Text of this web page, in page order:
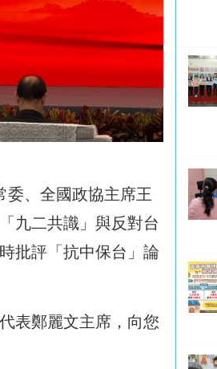
委、全國政協主席王
九二共識」與反對台
批評「抗中保台」論
表鄭麗文主席，向您